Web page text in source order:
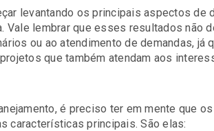
levantando os principais aspectos de
Vale lembrar que esses resultados não
ou ao atendimento de demandas, já
que também atendam aos
é preciso ter em mente que
características principais. São elas: